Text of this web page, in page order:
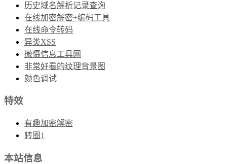
历史域名解析记录查询
在线加密解密+编码工具
在线命令转码
异类XSS
微慑信息工具网
非常好看的纹理背景图
颜色调试
特效
有趣加密解密
转圈1
本站信息